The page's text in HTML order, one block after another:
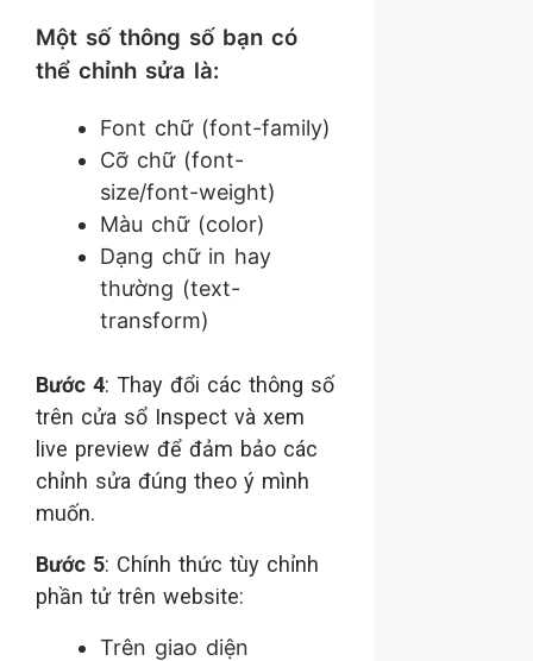
Một số thông số bạn có
thể chỉnh sửa là:
Font chữ (font-family)
Cỡ chữ (font-
size/font-weight)
Màu chữ (color)
Dạng chữ in hay
thường (text-
transform)
Bước 4: Thay đổi các thông số
trên cửa sổ Inspect và xem
live preview để đảm bảo các
chỉnh sửa đúng theo ý mình
muốn.
Bước 5: Chính thức tùy chỉnh
phần tử trên website:
Trên giao diện